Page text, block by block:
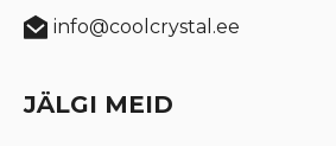
info@coolcrystal.ee
JÄLGI MEID